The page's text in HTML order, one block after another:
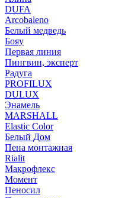
DUFA
Arcobaleno
Белый медведь
Бояу
Первая линия
Пингвин, эксперт
Радуга
PROFILUX
DULUX
Энамель
MARSHALL
Elastic Color
Белый Дом
Пена монтажная
Rialit
Макрофлекс
Момент
Пеносил